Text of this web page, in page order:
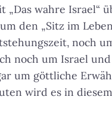
„Das wahre Israel“
den „Sitz im
noch
noch um Israel
um göttliche
wird es in